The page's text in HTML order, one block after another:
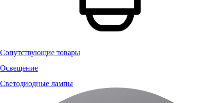
Сопутствующие товары
Освещение
Светодиодные лампы